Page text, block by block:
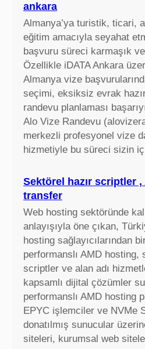
ankara
Almanya’ya turistik, ticari,
eğitim amacıyla seyahat
başvuru süreci karmaşık
Özellikle iDATA Ankara
Almanya vize
seçimi, eksiksiz evrak
randevu planlaması
Alo Vize Randevu
merkezli profesyonel vize
hizmetiyle bu süreci sizin
Sektörel hazır scriptler ,
transfer
Web hosting sektöründe
anlayışıyla öne çıkan,
hosting sağlayıcılarından
performanslı AMD hosting,
scriptler ve alan adı
kapsamlı dijital çözümler
performanslı AMD hosting
EPYC işlemciler ve NVMe
donatılmış sunucular
siteleri, kurumsal web